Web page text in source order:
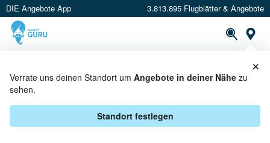
DIE Angebote App 3.813.895 Flugblätter & Angebote
Verrate uns deinen Standort um Angebote in deiner Nähe zu
sehen.
Standort festlegen
×
KÜCHENZUBEHÖR ANGEBOTE &
AKTIONEN BEI MAXIMARKT